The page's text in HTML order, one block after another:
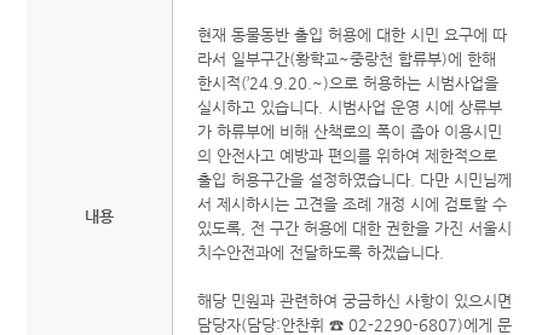
내용
현재 동물동반 출입 허용에 대한 시민 요구에 따
라서 일부구간(황학교~중랑천 합류부)에 한해
한시적(’24.9.20.~)으로 허용하는 시범사업을
실시하고 있습니다. 시범사업 운영 시에 상류부
가 하류부에 비해 산책로의 폭이 좁아 이용시민
의 안전사고 예방과 편의를 위하여 제한적으로
출입 허용구간을 설정하였습니다. 다만 시민님께
서 제시하시는 고견을 조례 개정 시에 검토할 수
있도록, 전 구간 허용에 대한 권한을 가진 서울시
치수안전과에 전달하도록 하겠습니다.
해당 민원과 관련하여 궁금하신 사항이 있으시면
담당자(담당:안찬휘 ☎ 02-2290-6807)에게 문